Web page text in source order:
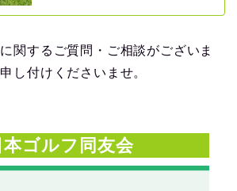
関するご質問・ご相談がございま
し付けくださいませ。
本ゴルフ同友会